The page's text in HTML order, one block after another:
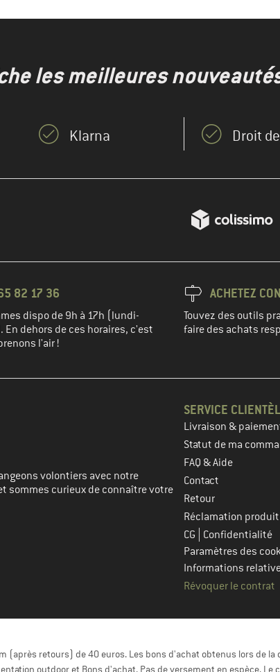
les meilleures
Klarna Droit
82 17 36
dispo de 9h à 17h (lundi-
En dehors de ces horaires, c'est
l'air !
ACHETEZ
Touvez des outils
faire des achats
prochaine étape
volontiers avec notre
sommes curieux de connaître votre
SERVICE
Livraison &
Statut de ma
FAQ & Aide
Contact
Retour
Réclamation produit
CG
Confidentialité
Paramètres des
Informations
Révoquer le contrat
retours) de 40 euros. Les bons d'achat obtenus lors de
outdoor et Bons d'achat. Pas de versement en espèce.